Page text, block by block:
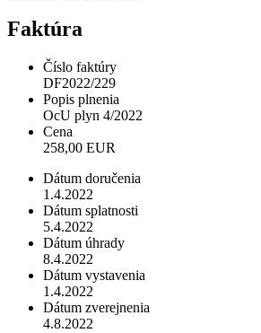
Faktúra
Číslo faktúry
DF2022/229
Popis plnenia
OcU plyn 4/2022
Cena
258,00 EUR
Dátum doručenia
1.4.2022
Dátum splatnosti
5.4.2022
Dátum úhrady
8.4.2022
Dátum vystavenia
1.4.2022
Dátum zverejnenia
4.8.2022